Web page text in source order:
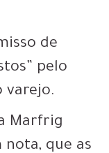
de
pelo
varejo.
Marfrig
nota, que as